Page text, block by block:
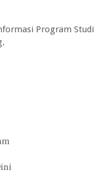
Program Studi
.